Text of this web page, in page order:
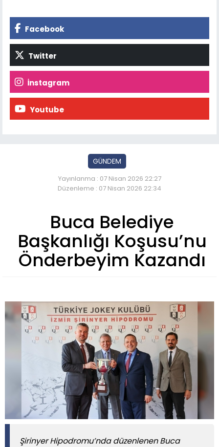
Facebook
Twitter
İnstagram
Youtube
GÜNDEM
Yayınlanma : 07 Nisan 2026 22:27
Düzenleme : 07 Nisan 2026 22:34
Buca Belediye
Başkanlığı Koşusu’nu
Önderbeyim Kazandı
Şirinyer Hipodromu’nda düzenlenen Buca